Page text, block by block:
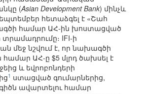
(Asian Development Bank) մինչև
հետաձգել է «Շահ
համար ԱՀ-ին խոստացված
տրամադրումը։ IFI-ի
մեջ նշվում է, որ նախագծի
ԱՀ-ը $5 մլրդ ծախսել է
և եվրոբոնդերի
1 ստացված գումարներից,
ավարտելու համար